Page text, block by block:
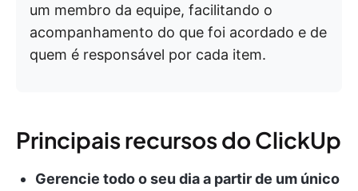
um membro da equipe, facilitando o
acompanhamento do que foi acordado e de
quem é responsável por cada item.
Principais recursos do ClickUp
Gerencie todo o seu dia a partir de um único